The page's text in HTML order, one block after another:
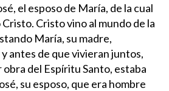
el esposo de María, de la cual
Cristo. Cristo vino al mundo de la
María, su madre,
antes de que vivieran juntos,
obra del Espíritu Santo, estaba
su esposo, que era hombre